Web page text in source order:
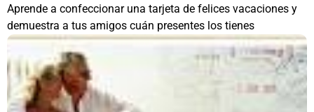
Aprende a confeccionar una tarjeta de felices vacaciones y
demuestra a tus amigos cuán presentes los tienes